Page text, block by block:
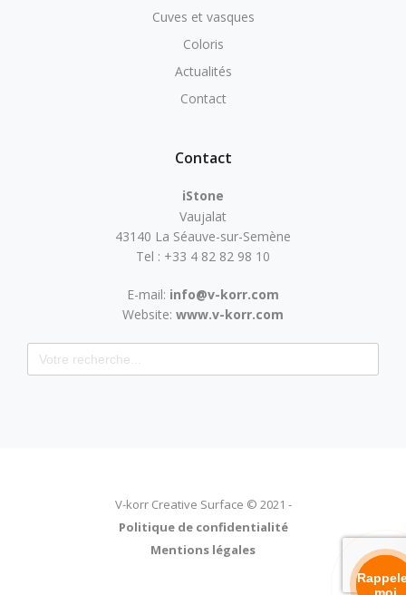
Cuves et vasques
Coloris
Actualités
Contact
Contact
iStone
Vaujalat
43140 La Séauve-sur-Semène
Tel : +33 4 82 82 98 10
E-mail: info@v-korr.com
Website: www.v-korr.com
V-korr Creative Surface © 2021 -
Politique de confidentialité
Mentions légales
moi